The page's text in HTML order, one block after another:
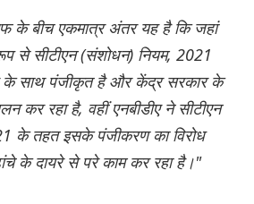
के बीच एकमात्र अंतर यह है कि जहां
से सीटीएन (संशोधन) नियम, 2021
साथ पंजीकृत है और केंद्र सरकार के
कर रहा है, वहीं एनबीडीए ने सीटीएन
के तहत इसके पंजीकरण का विरोध
के दायरे से परे काम कर रहा है।"